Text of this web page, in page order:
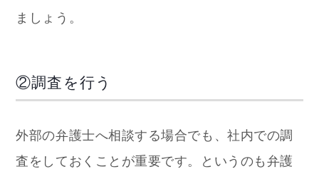
ましょう。
②調査を行う
外部の弁護士へ相談する場合でも、社内での調
査をしておくことが重要です。というのも弁護